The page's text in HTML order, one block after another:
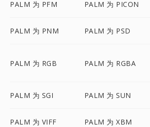
PALM 为 PFM PALM 为 PICON
PALM 为 PNM PALM 为 PSD
PALM 为 RGB PALM 为 RGBA
PALM 为 SGI PALM 为 SUN
PALM 为 VIFF PALM 为 XBM